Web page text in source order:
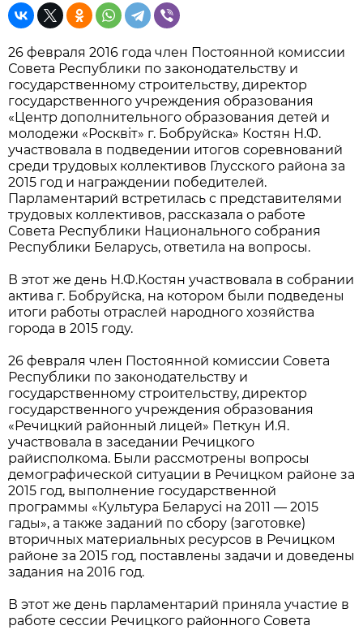
26 февраля 2016 года член Постоянной комиссии
Совета Республики по законодательству и
государственному строительству, директор
государственного учреждения образования
«Центр дополнительного образования детей и
молодежи «Росквiт» г. Бобруйска» Костян Н.Ф.
участвовала в подведении итогов соревнований
среди трудовых коллективов Глусского района за
2015 год и награждении победителей.
Парламентарий встретилась с представителями
трудовых коллективов, рассказала о работе
Совета Республики Национального собрания
Республики Беларусь, ответила на вопросы.
В этот же день Н.Ф.Костян участвовала в собрании
актива г. Бобруйска, на котором были подведены
итоги работы отраслей народного хозяйства
города в 2015 году.
26 февраля член Постоянной комиссии Совета
Республики по законодательству и
государственному строительству, директор
государственного учреждения образования
«Речицкий районный лицей» Петкун И.Я.
участвовала в заседании Речицкого
райисполкома. Были рассмотрены вопросы
демографической ситуации в Речицком районе за
2015 год, выполнение государственной
программы «Культура Беларусі на 2011 — 2015
гады», а также заданий по сбору (заготовке)
вторичных материальных ресурсов в Речицком
районе за 2015 год, поставлены задачи и доведены
задания на 2016 год.
В этот же день парламентарий приняла участие в
работе сессии Речицкого районного Совета